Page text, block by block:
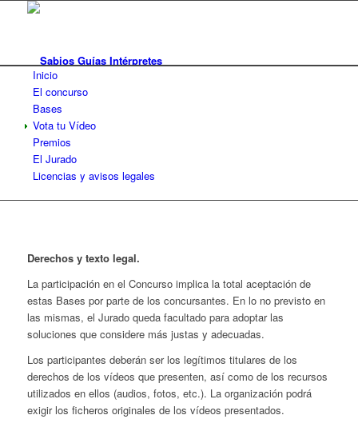
Inicio
El concurso
Bases
Vota tu Vídeo
Premios
El Jurado
Licencias y avisos legales
Derechos y texto legal.
La participación en el Concurso implica la total aceptación de
estas Bases por parte de los concursantes. En lo no previsto en
las mismas, el Jurado queda facultado para adoptar las
soluciones que considere más justas y adecuadas.
Los participantes deberán ser los legítimos titulares de los
derechos de los vídeos que presenten, así como de los recursos
utilizados en ellos (audios, fotos, etc.). La organización podrá
exigir los ficheros originales de los vídeos presentados.